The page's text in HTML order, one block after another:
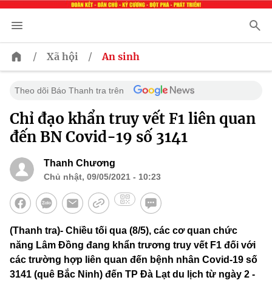
/ Xã hội / An sinh
Theo dõi Báo Thanh tra trên
Chỉ đạo khẩn truy vết F1 liên quan
đến BN Covid-19 số 3141
Thanh Chương
Chủ nhật, 09/05/2021 - 10:23
(Thanh tra)- Chiều tối qua (8/5), các cơ quan chức
năng Lâm Đồng đang khẩn trương truy vết F1 đối với
các trường hợp liên quan đến bệnh nhân Covid-19 số
3141 (quê Bắc Ninh) đến TP Đà Lạt du lịch từ ngày 2 -